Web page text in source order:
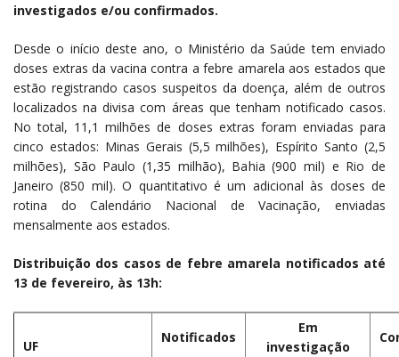
investigados e/ou confirmados.
Desde o início deste ano, o Ministério da Saúde tem enviado
doses extras da vacina contra a febre amarela aos estados que
estão registrando casos suspeitos da doença, além de outros
localizados na divisa com áreas que tenham notificado casos.
No total, 11,1 milhões de doses extras foram enviadas para
cinco estados: Minas Gerais (5,5 milhões), Espírito Santo (2,5
milhões), São Paulo (1,35 milhão), Bahia (900 mil) e Rio de
Janeiro (850 mil). O quantitativo é um adicional às doses de
rotina do Calendário Nacional de Vacinação, enviadas
mensalmente aos estados.
Distribuição dos casos de febre amarela notificados até
13 de fevereiro, às 13h:
UF
Notificados
Em
investigação